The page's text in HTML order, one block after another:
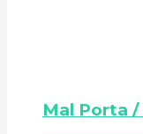
Mal Porta